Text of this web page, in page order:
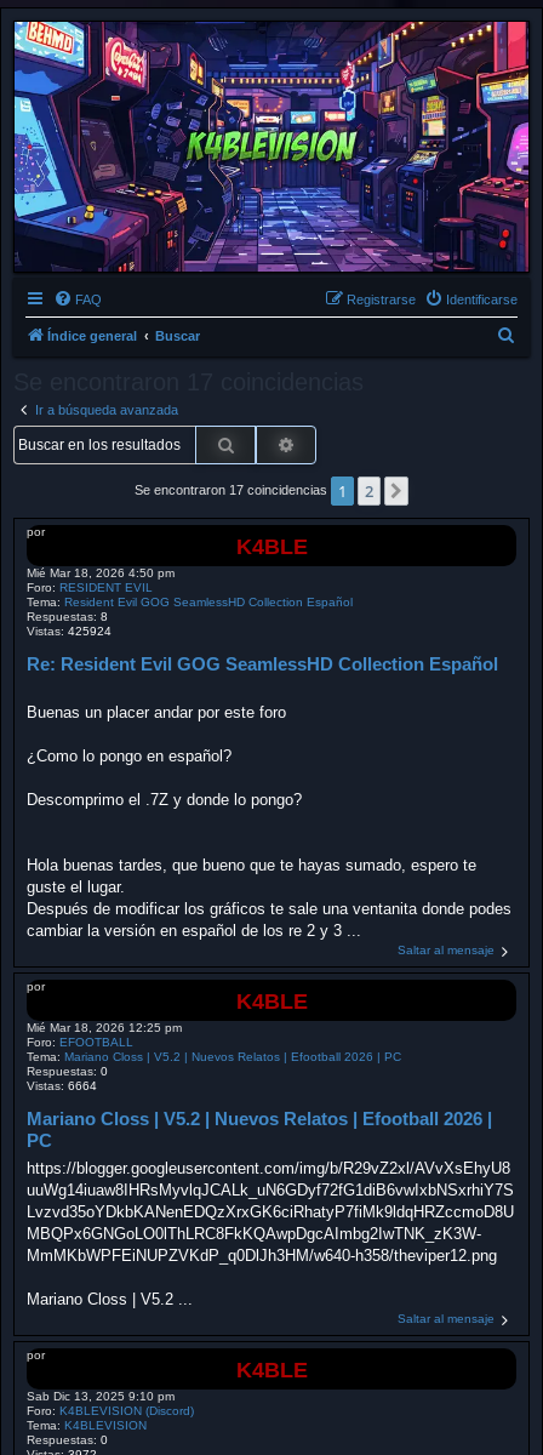
FAQ Identificarse
Registrarse
Índice general Buscar
Ir a búsqueda avanzada
Buscar
Se encontraron 17 coincidencias 1 2
por
K4BLE
Mié Mar 18, 2026 4:50 pm
Foro: RESIDENT EVIL
Tema: Resident Evil GOG SeamlessHD Collection Español
Respuestas: 8
Vistas: 425924
Re: Resident Evil GOG SeamlessHD Collection Español
Buenas un placer andar por este foro
¿Como lo pongo en español?
Descomprimo el .7Z y donde lo pongo?
Hola buenas tardes, que bueno que te hayas sumado, espero te
guste el lugar.
Después de modificar los gráficos te sale una ventanita donde podes
cambiar la versión en español de los re 2 y 3 ...
Saltar al mensaje
por
K4BLE
Mié Mar 18, 2026 12:25 pm
Foro: EFOOTBALL
Tema: Mariano Closs | V5.2 | Nuevos Relatos | Efootball 2026 | PC
Respuestas: 0
Vistas: 6664
Mariano Closs | V5.2 | Nuevos Relatos | Efootball 2026 |
PC
https://blogger.googleusercontent.com/img/b/R29vZ2xl/AVvXsEhyU8
uuWg14iuaw8IHRsMyvlqJCALk_uN6GDyf72fG1diB6vwIxbNSxrhiY7S
Lvzvd35oYDkbKANenEDQzXrxGK6ciRhatyP7fiMk9ldqHRZccmoD8U
MBQPx6GNGoLO0lThLRC8FkKQAwpDgcAImbg2IwTNK_zK3W-
MmMKbWPFEiNUPZVKdP_q0DlJh3HM/w640-h358/theviper12.png
Mariano Closs | V5.2 ...
Saltar al mensaje
por
K4BLE
Sab Dic 13, 2025 9:10 pm
Foro: K4BLEVISION (Discord)
Tema: K4BLEVISION
Respuestas: 0